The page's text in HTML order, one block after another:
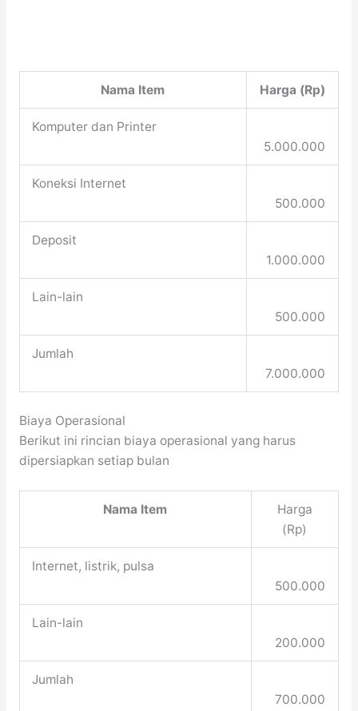
Nama Item Harga (Rp)
Komputer dan Printer
5.000.000
Koneksi Internet
500.000
Deposit
1.000.000
Lain-lain
500.000
Jumlah
7.000.000
Biaya Operasional
Berikut ini rincian biaya operasional yang harus
dipersiapkan setiap bulan
Nama Item
Harga
(Rp)
Internet, listrik, pulsa
500.000
Lain-lain
200.000
Jumlah
700.000